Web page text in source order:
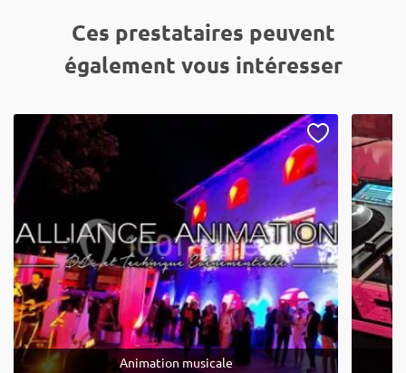
Ces prestataires peuvent
également vous intéresser
Animation musicale